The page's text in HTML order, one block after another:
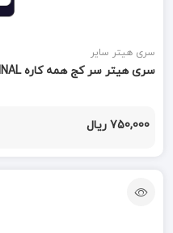
سری هیتر سایر
سری هیتر سر کج همه کاره ORIGINAL
750,000 ریال